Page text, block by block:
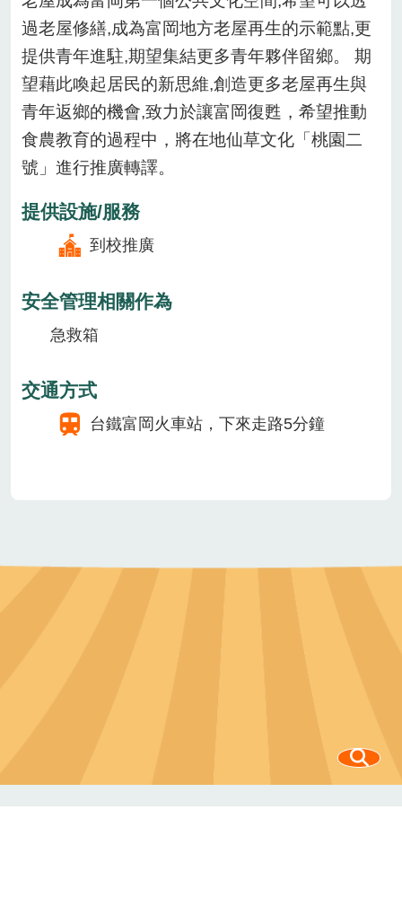
過老屋修繕,成為富岡地方老屋再生的示範點,更
提供青年進駐,期望集結更多青年夥伴留鄉。 期
望藉此喚起居民的新思維,創造更多老屋再生與
青年返鄉的機會,致力於讓富岡復甦，希望推動
食農教育的過程中，將在地仙草文化「桃園二
號」進行推廣轉譯。
提供設施/服務
到校推廣
安全管理相關作為
急救箱
交通方式
台鐵富岡火車站，下來走路5分鐘